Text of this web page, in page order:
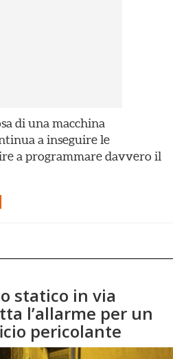
di una macchina
a inseguire le
a programmare davvero il
statico in via
l’allarme per un
pericolante